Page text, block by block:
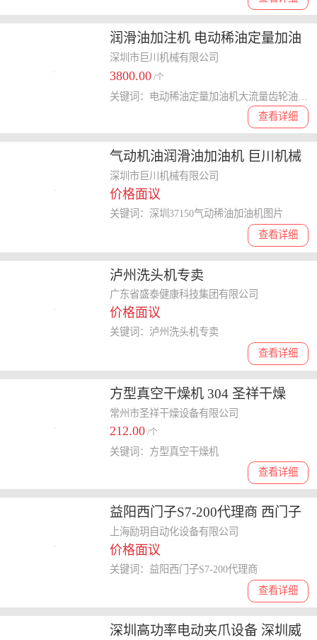
润滑油加注机 电动稀油定量加油
机大流量齿轮油抽油泵设备 机油
定量加油机
深圳市巨川机械有限公司
3800.00 /个
查看详细
气动机油润滑油加油机 巨川机械
深圳37150气动稀油加油机图片
深圳市巨川机械有限公司
价格面议
查看详细
关键词：深圳37150气动稀油加油机图片
泸州洗头机专卖
广东省盛泰健康科技集团有限公司
价格面议
查看详细
关键词：泸州洗头机专卖
方型真空干燥机 304 圣祥干燥
常州市圣祥干燥设备有限公司
212.00 /个
查看详细
关键词：方型真空干燥机
益阳西门子S7-200代理商 西门子
模块6ES7352-1AH02-0AE0 产品
型号全 欢迎电话咨询
上海励玥自动化设备有限公司
价格面议
查看详细
关键词：益阳西门子S7-200代理商
深圳高功率电动夹爪设备 深圳威